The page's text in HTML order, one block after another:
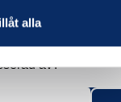
alla